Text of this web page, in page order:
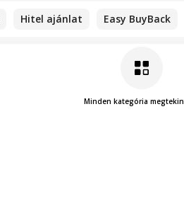
Hitel ajánlat Easy BuyBack
Minden kategória